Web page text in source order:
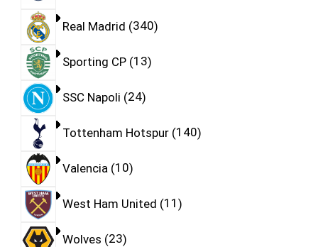
Real Madrid 340
Sporting CP 13
SSC Napoli 24
Tottenham Hotspur 140
Valencia 10
West Ham United 11
Wolves 23